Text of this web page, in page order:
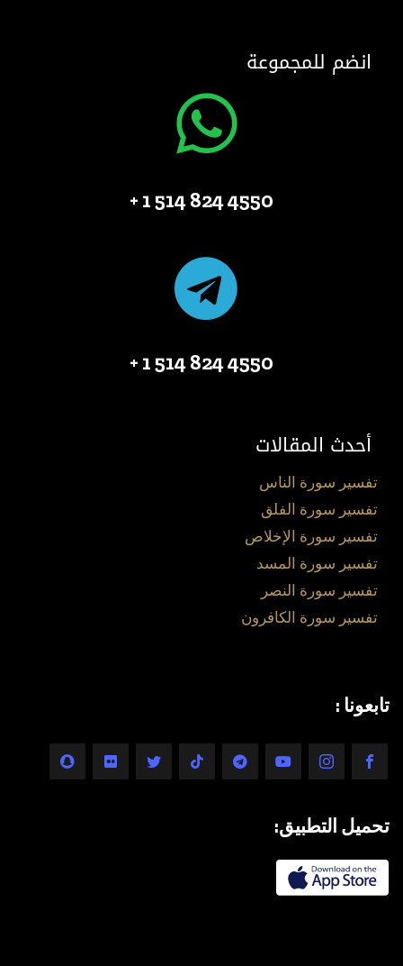
انضم للمجموعة
4550 824 514 1 +
4550 824 514 1 +
أحدث المقالات
تفسير سورة الناس
تفسير سورة الفلق
تفسير سورة الإخلاص
تفسير سورة المسد
تفسير سورة النصر
تفسير سورة الكافرون
تابعونا :
تحميل التطبيق: